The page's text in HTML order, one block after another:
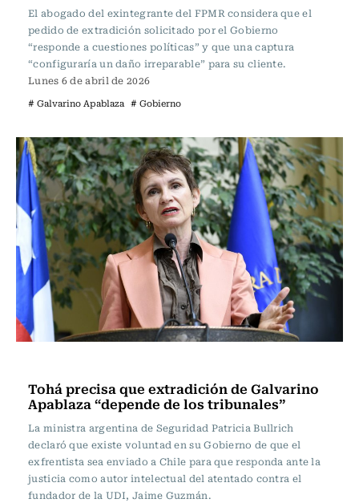
El abogado del exintegrante del FPMR considera que el
pedido de extradición solicitado por el Gobierno
“responde a cuestiones políticas” y que una captura
“configuraría un daño irreparable” para su cliente.
Lunes 6 de abril de 2026
# Galvarino Apablaza # Gobierno
Tohá precisa que extradición de Galvarino
Apablaza “depende de los tribunales”
La ministra argentina de Seguridad Patricia Bullrich
declaró que existe voluntad en su Gobierno de que el
exfrentista sea enviado a Chile para que responda ante la
justicia como autor intelectual del atentado contra el
fundador de la UDI, Jaime Guzmán.